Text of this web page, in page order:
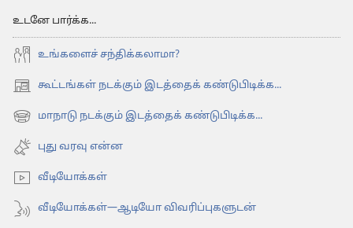
உடனே பார்க்க...
உங்களைச் சந்திக்கலாமா?
கூட்டங்கள் நடக்கும் இடத்தைக் கண்டுபிடிக்க...
(opens
new மாநாடு நடக்கும் இடத்தைக் கண்டுபிடிக்க...
(opens
new
window)
புது வரவு என்ன
வீடியோக்கள்
வீடியோக்கள்—ஆடியோ விவரிப்புகளுடன்